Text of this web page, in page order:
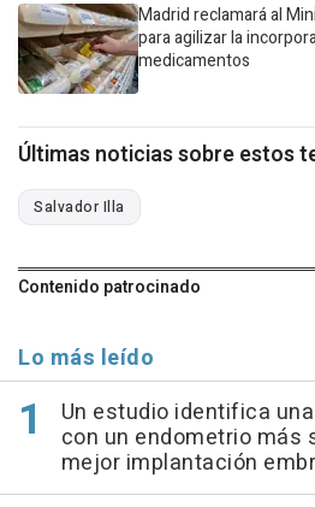
Madrid reclamará al
para agilizar la
medicamentos
Últimas noticias sobre estos
Salvador Illa
Contenido patrocinado
Lo más leído
Un estudio identifica
con un endometrio más
mejor implantación